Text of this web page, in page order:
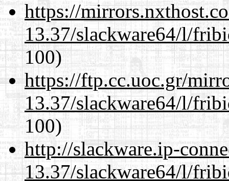
https://
13.37/slackware64/l/
100)
https://ftp.cc.uoc.gr/
13.37/slackware64/l/
100)
http://slackware.ip-
13.37/slackware64/l/